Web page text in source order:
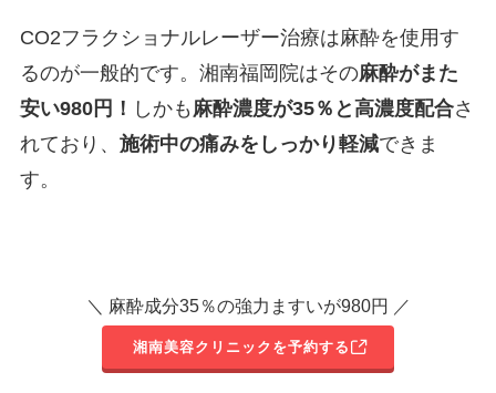
CO2フラクショナルレーザー治療は麻酔を使用す
るのが一般的です。湘南福岡院はその麻酔がまた
安い980円！ しかも 麻酔濃度が35％と高濃度配合さ
れており、 施術中の痛みをしっかり軽減できま
す。
＼ 麻酔成分35％の強力ますいが980円 ／
湘南美容クリニックを予約する